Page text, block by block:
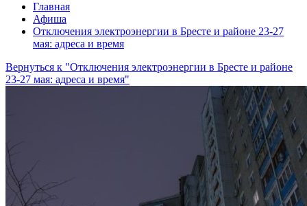
Главная
Афиша
Отключения электроэнергии в Бресте и районе 23-27
мая: адреса и время
Вернуться к "Отключения электроэнергии в Бресте и районе
23-27 мая: адреса и время"